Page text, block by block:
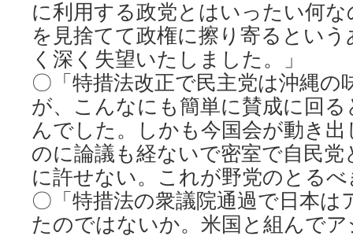
に利用する政党とはいったい何
を見捨てて政権に擦り寄るとい
く深く失望いたしました。」
〇「特措法改正で民主党は沖縄の
が、こんなにも簡単に賛成に回
んでした。しかも今国会が動き
のに論議も経ないで密室で自民
に許せない。これが野党のとる
〇「特措法の衆議院通過で日本は
たのではないか。米国と組んで